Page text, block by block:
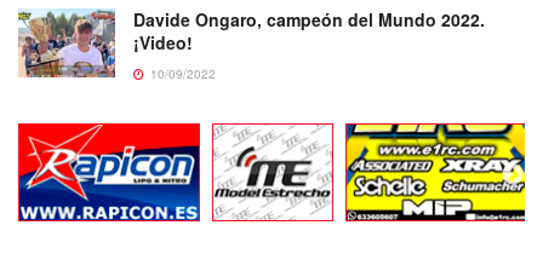
Davide Ongaro, campeón del Mundo 2022.
¡Video!
10/09/2022